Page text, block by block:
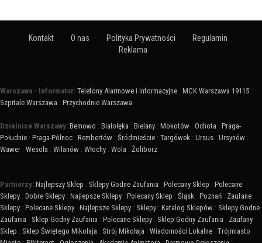
Kontakt O nas Polityka Prywatności
Regulamin
Reklama
Warszawa - Informator: Telefony Alarmowe i Informacyjne : MCK Warszawa 19115 :
Szpitale Warszawa : Przychodnie Warszawa
Dzielnice Warszawy: Bemowo : Białołęka : Bielany : Mokotów : Ochota : Praga-
Południe : Praga-Północ : Rembertów : Śródmieście : Targówek : Ursus : Ursynów :
Wawer : Wesoła : Wilanów : Włochy : Wola : Żoliborz
Partnerzy: Najlepszy Sklep : Sklepy Godne Zaufania : Polecany Sklep : Polecane
Sklepy : Dobre Sklepy : Najlepsze Sklepy : Polecany Sklep : Śląsk : Poznań : Zaufane
Sklepy : Polecane Sklepy : Najlepsze Sklepy : Sklepy : Katalog Sklepów : Sklepy Godne
Zaufania : Sklep Godny Zaufania : Polecane Sklepy : Sklep Godny Zaufania : Zaufany
Sklep : Sklep Świętego Mikołaja : Strój Mikołaja : Wiadomości Lokalne : Trójmiasto :